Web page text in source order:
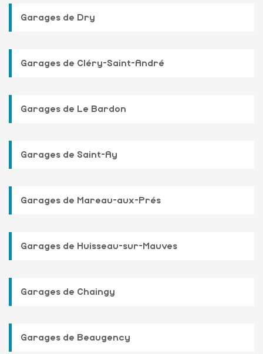
Garages de Dry
Garages de Cléry-Saint-André
Garages de Le Bardon
Garages de Saint-Ay
Garages de Mareau-aux-Prés
Garages de Huisseau-sur-Mauves
Garages de Chaingy
Garages de Beaugency